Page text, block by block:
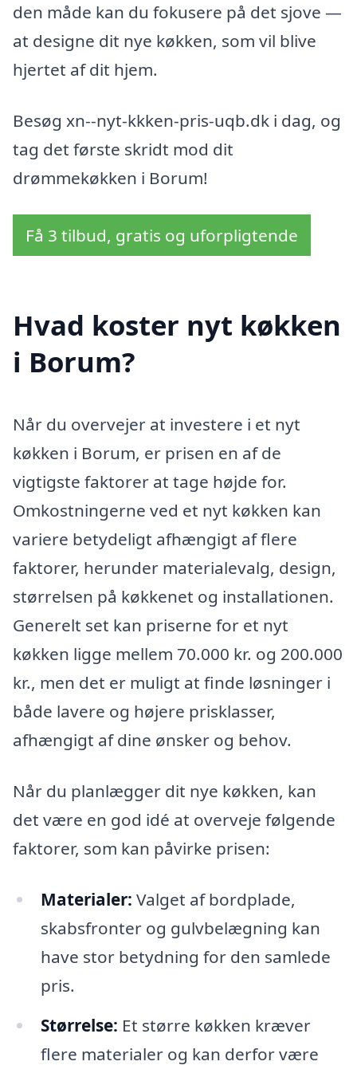
den måde kan du fokusere på det sjove —
at designe dit nye køkken, som vil blive
hjertet af dit hjem.
Besøg xn--nyt-kkken-pris-uqb.dk i dag, og
tag det første skridt mod dit
drømmekøkken i Borum!
Få 3 tilbud, gratis og uforpligtende
Hvad koster nyt køkken
i Borum?
Når du overvejer at investere i et nyt
køkken i Borum, er prisen en af de
vigtigste faktorer at tage højde for.
Omkostningerne ved et nyt køkken kan
variere betydeligt afhængigt af flere
faktorer, herunder materialevalg, design,
størrelsen på køkkenet og installationen.
Generelt set kan priserne for et nyt
køkken ligge mellem 70.000 kr. og 200.000
kr., men det er muligt at finde løsninger i
både lavere og højere prisklasser,
afhængigt af dine ønsker og behov.
Når du planlægger dit nye køkken, kan
det være en god idé at overveje følgende
faktorer, som kan påvirke prisen:
Materialer: Valget af bordplade,
skabsfronter og gulvbelægning kan
have stor betydning for den samlede
pris.
Størrelse: Et større køkken kræver
flere materialer og kan derfor være